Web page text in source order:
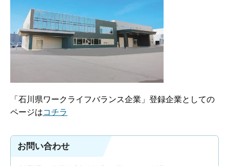
「石川県ワークライフバランス企業」登録企業としての
ページはコチラ
お問い合わせ